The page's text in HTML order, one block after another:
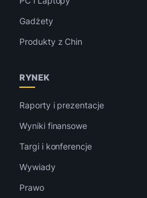
Gadżety
Produkty z Chin
RYNEK
Raporty i prezentacje
Wyniki finansowe
Targi i konferencje
Wywiady
Prawo